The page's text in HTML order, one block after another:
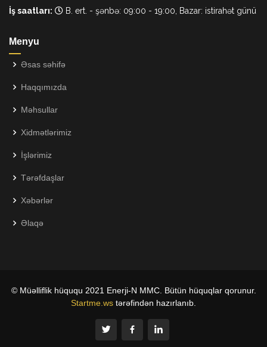
İş saatları: B. ert. - şənbə: 09:00 - 19:00, Bazar: istirahət günü
Menyu
Əsas səhifə
Haqqımızda
Məhsullar
Xidmətlərimiz
İşlərimiz
Tərəfdaşlar
Xəbərlər
Əlaqə
© Müəlliflik hüququ 2021 Enerji-N MMC. Bütün hüquqlar qorunur.
Startme.ws tərəfindən hazırlanıb.